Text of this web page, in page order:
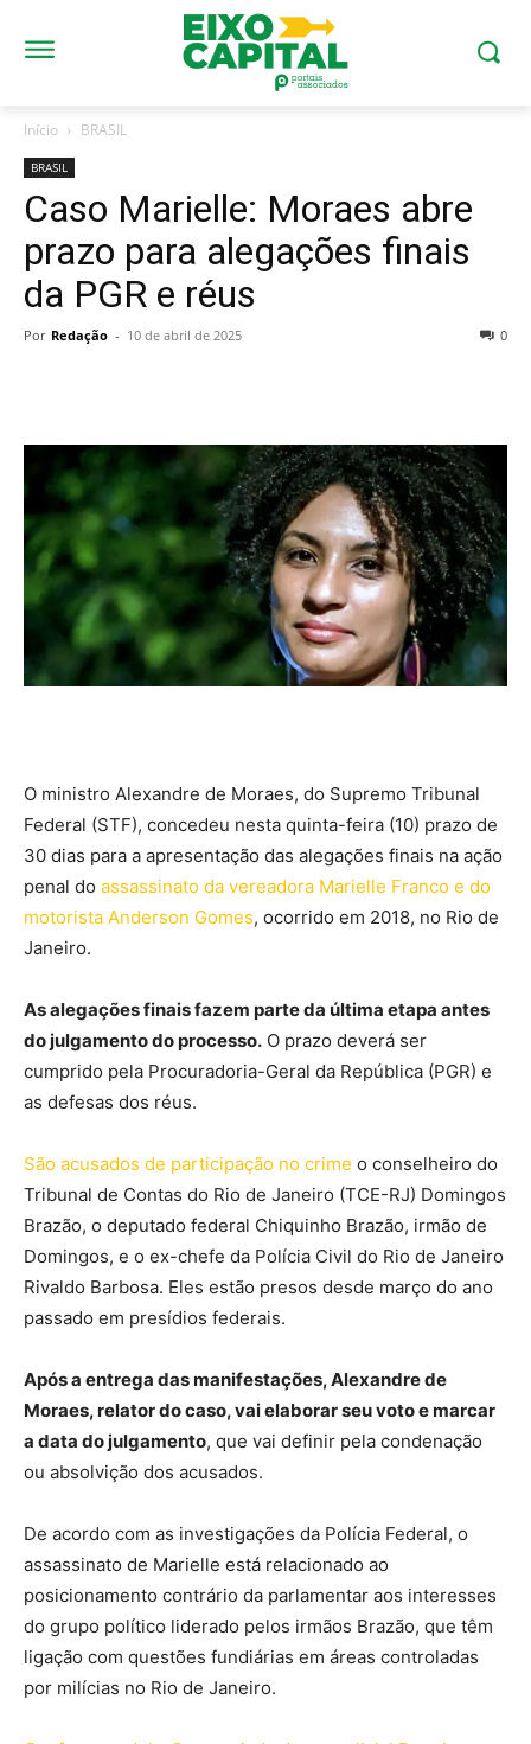
Início BRASIL
BRASIL
Caso Marielle: Moraes abre
prazo para alegações finais
da PGR e réus
Por Redação - 10 de abril de 2025 0
O ministro Alexandre de Moraes, do Supremo Tribunal
Federal (STF), concedeu nesta quinta-feira (10) prazo de
30 dias para a apresentação das alegações finais na ação
penal do assassinato da vereadora Marielle Franco e do
motorista Anderson Gomes, ocorrido em 2018, no Rio de
Janeiro.
As alegações finais fazem parte da última etapa antes
do julgamento do processo. O prazo deverá ser
cumprido pela Procuradoria-Geral da República (PGR) e
as defesas dos réus.
São acusados de participação no crime o conselheiro do
Tribunal de Contas do Rio de Janeiro (TCE-RJ) Domingos
Brazão, o deputado federal Chiquinho Brazão, irmão de
Domingos, e o ex-chefe da Polícia Civil do Rio de Janeiro
Rivaldo Barbosa. Eles estão presos desde março do ano
passado em presídios federais.
Após a entrega das manifestações, Alexandre de
Moraes, relator do caso, vai elaborar seu voto e marcar
a data do julgamento, que vai definir pela condenação
ou absolvição dos acusados.
De acordo com as investigações da Polícia Federal, o
assassinato de Marielle está relacionado ao
posicionamento contrário da parlamentar aos interesses
do grupo político liderado pelos irmãos Brazão, que têm
ligação com questões fundiárias em áreas controladas
por milícias no Rio de Janeiro.